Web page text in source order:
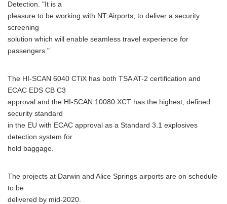
Detection. "It is a
pleasure to be working with NT Airports, to deliver a security
screening
solution which will enable seamless travel experience for
passengers."
The HI-SCAN 6040 CTiX has both TSA AT-2 certification and
ECAC EDS CB C3
approval and the HI-SCAN 10080 XCT has the highest, defined
security standard
in the EU with ECAC approval as a Standard 3.1 explosives
detection system for
hold baggage.
The projects at Darwin and Alice Springs airports are on schedule
to be
delivered by mid-2020.